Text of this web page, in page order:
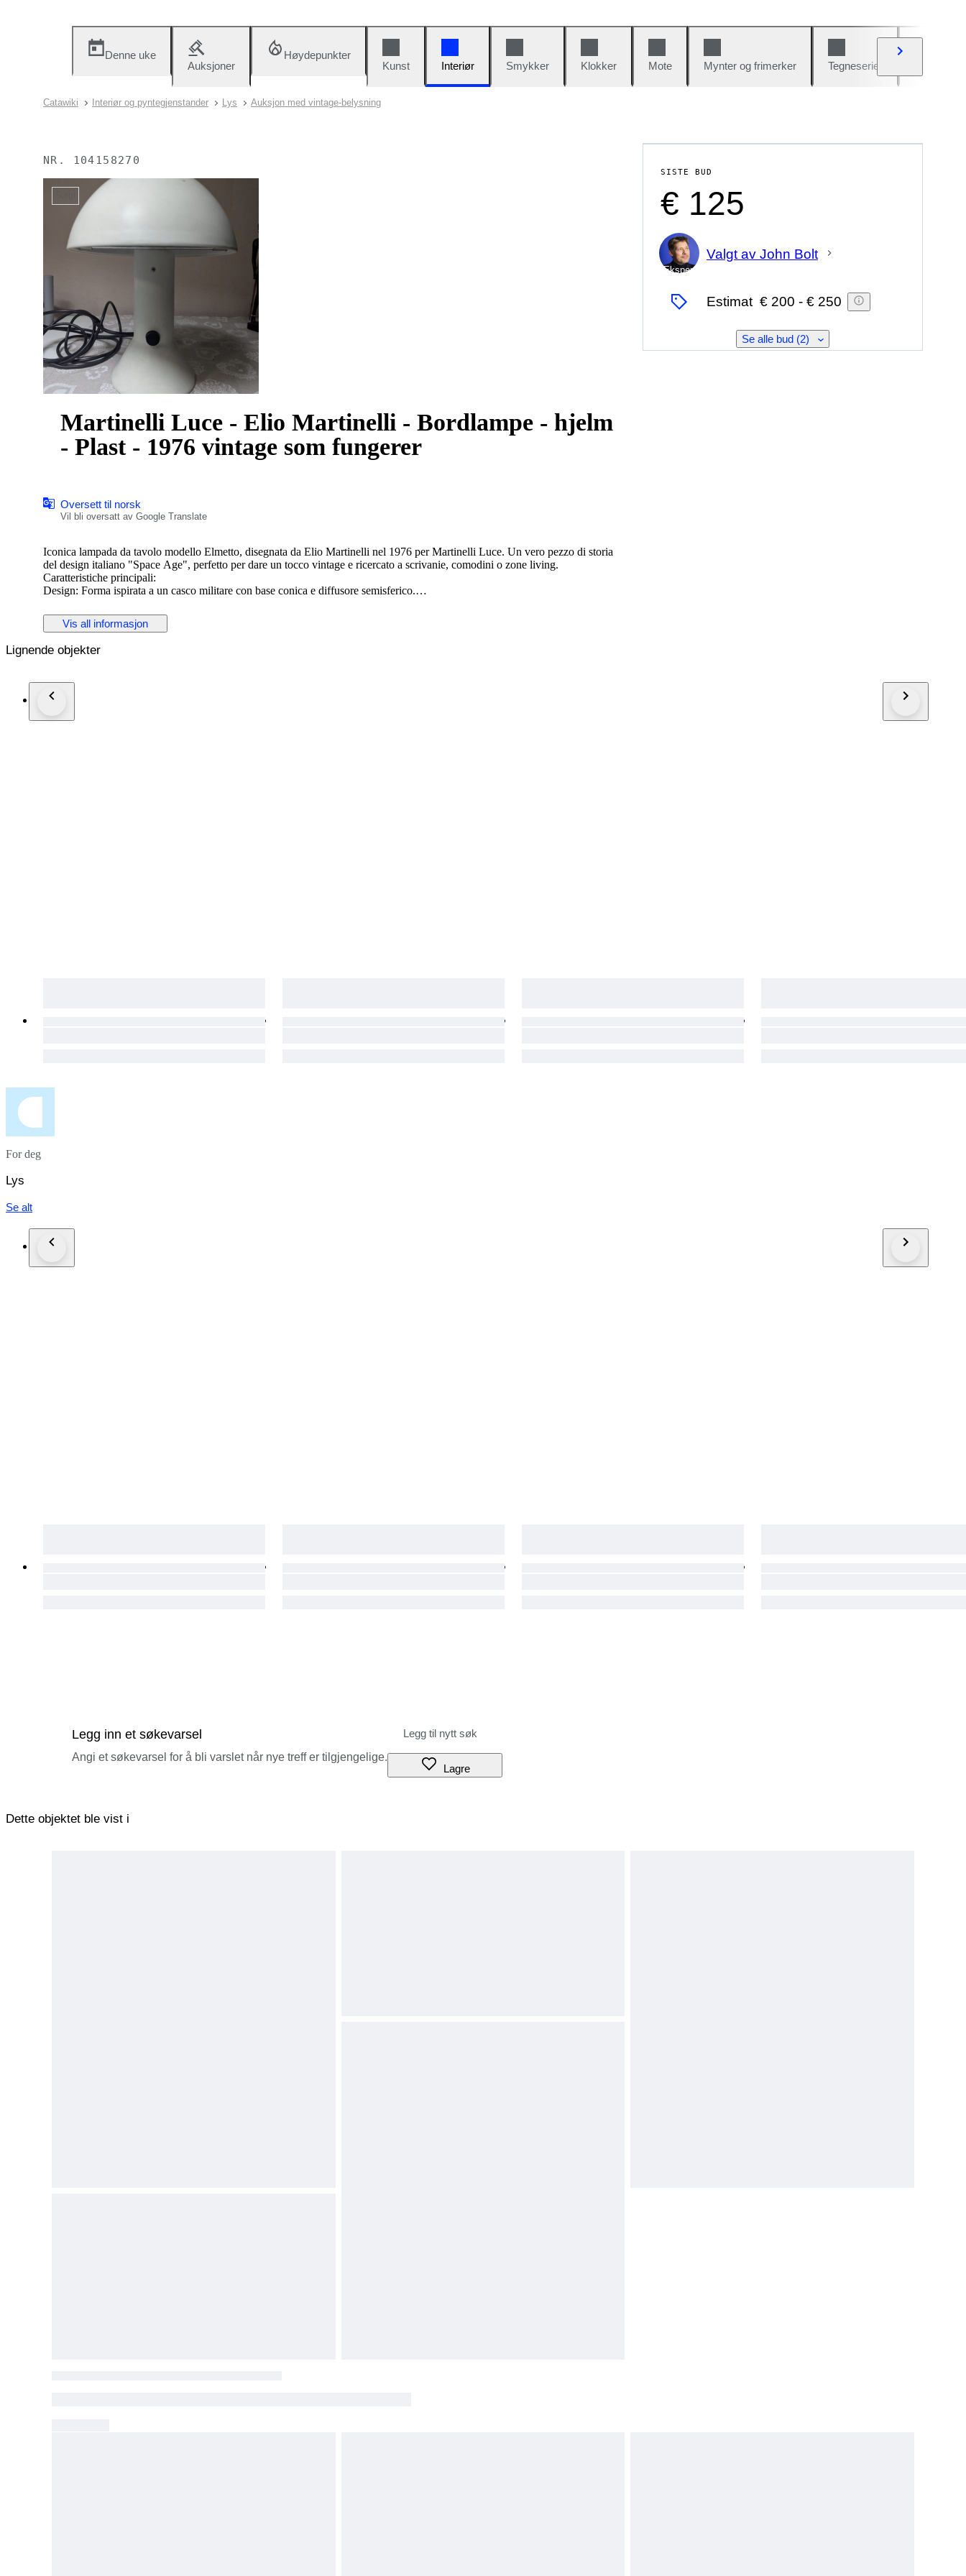
Denne uke
Auksjoner
Høydepunkter
Kunst
Interiør Smykker Klokker Mote Mynter og frimerker Tegneserier
Catawiki Interiør og pyntegjenstander Lys Auksjon med vintage-belysning
NR. 104158270
Martinelli Luce - Elio Martinelli - Bordlampe - hjelm
- Plast - 1976 vintage som fungerer
Oversett til norsk
Vil bli oversatt av Google Translate
Iconica lampada da tavolo modello Elmetto, disegnata da Elio Martinelli nel 1976 per Martinelli Luce. Un vero pezzo di storia
del design italiano "Space Age", perfetto per dare un tocco vintage e ricercato a scrivanie, comodini o zone living.
Caratteristiche principali:
Design: Forma ispirata a un casco militare con base conica e diffusore semisferico.
Materiale: Resina stampata di alta qualità.
Colore: Bianco (originale).
Produzione: Made in Italy.
La lampada è perfettamente funzionante e completa di ogni sua parte originale.
Vis all informasjon
SISTE BUD
€ 125
Ekspert
Valgt av John Bolt
Estimat € 200 - € 250
Se alle bud (2)
Lignende objekter
For deg
Lys
Se alt
Legg inn et søkevarsel
Angi et søkevarsel for å bli varslet når nye treff er tilgjengelige.
Lagre
Dette objektet ble vist i